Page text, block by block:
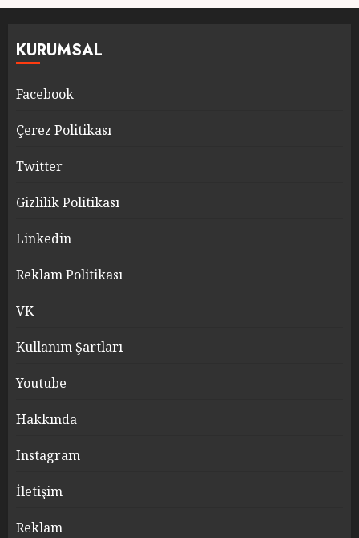
KURUMSAL
Facebook
Çerez Politikası
Twitter
Gizlilik Politikası
Linkedin
Reklam Politikası
VK
Kullanım Şartları
Youtube
Hakkında
Instagram
İletişim
Reklam